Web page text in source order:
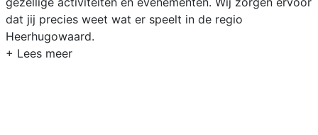
dat jij precies weet wat er speelt in de regio
Heerhugowaard.